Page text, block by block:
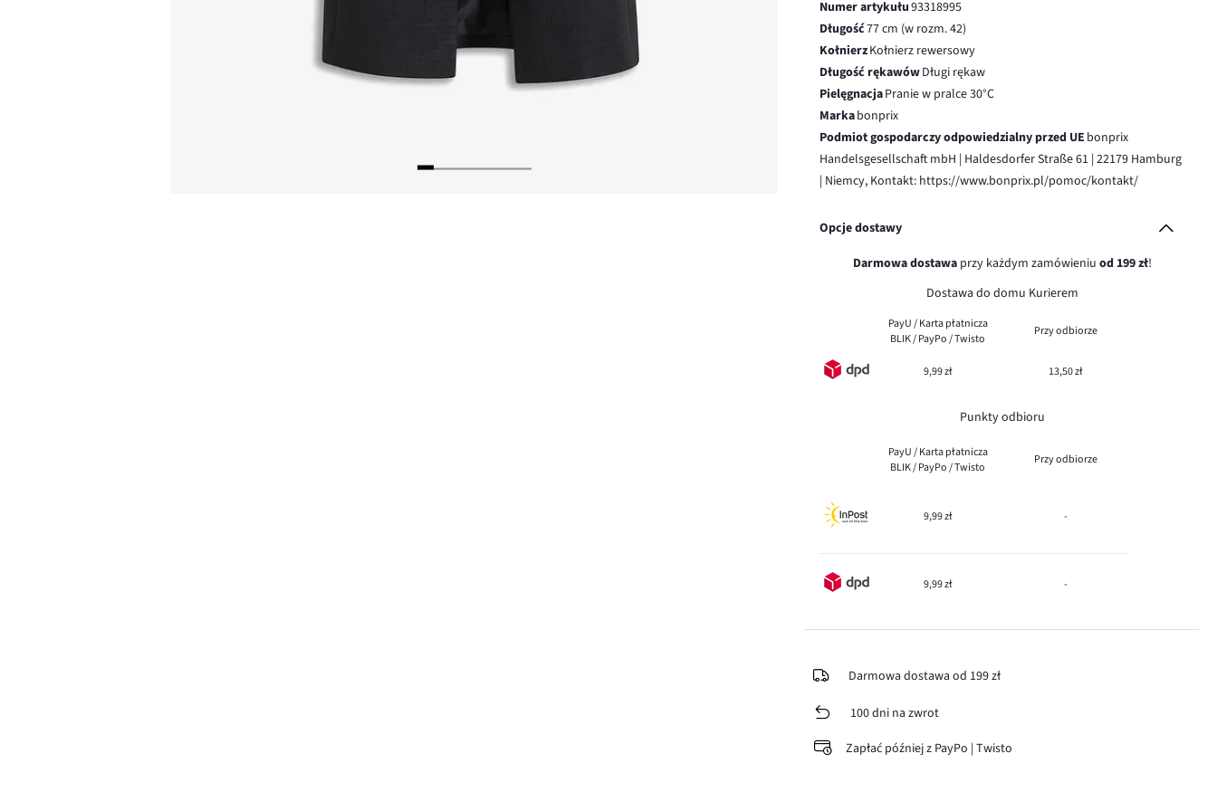
Numer artykułu93318995
Długość77 cm (w rozm. 42)
KołnierzKołnierz rewersowy
Długość rękawówDługi rękaw
PielęgnacjaPranie w pralce 30°C
Markabonprix
Podmiot gospodarczy odpowiedzialny przed UE bonprix
Handelsgesellschaft mbH | Haldesdorfer Straße 61 | 22179 Hamburg
| Niemcy, Kontakt: https://www.bonprix.pl/pomoc/kontakt/
Opcje dostawy
Darmowa dostawaprzy każdym zamówieniu od 199 zł!
Dostawa do domu Kurierem
PayU / Karta płatnicza
BLIK / PayPo / Twisto
Przy odbiorze
9,99 zł 13,50 zł
Punkty odbioru
PayU / Karta płatnicza
BLIK / PayPo / Twisto
Przy odbiorze
9,99 zł -
9,99 zł -
Darmowa dostawa od 199 zł
100 dni na zwrot
Zapłać później z PayPo | Twisto